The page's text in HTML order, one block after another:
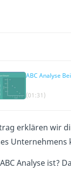
ABC Analyse
(01:31)
erklären wir
Analyse ist?